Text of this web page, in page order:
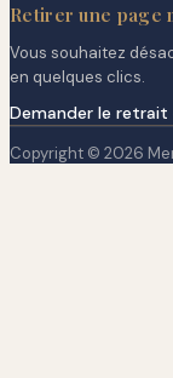
Retirer une page
Vous souhaitez
en quelques clics.
Demander le retrait
Copyright © 2026